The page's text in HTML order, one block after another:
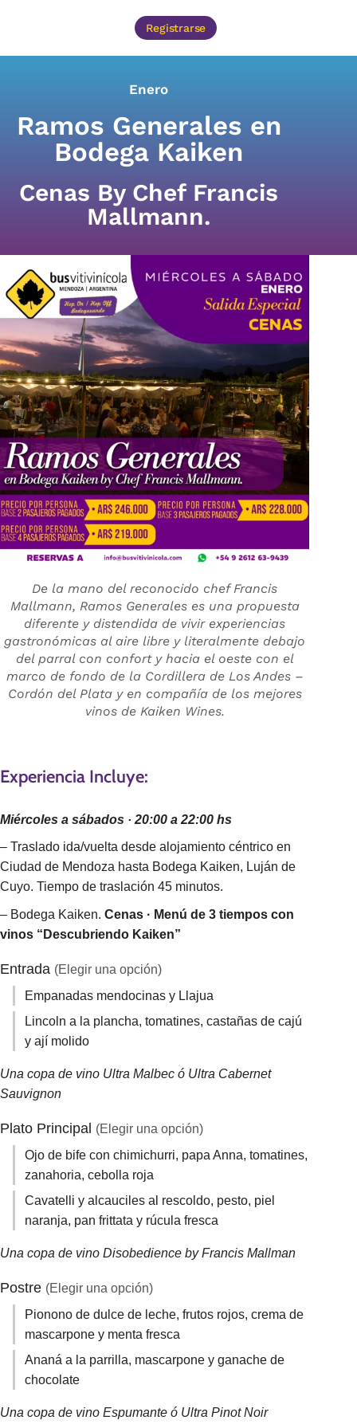
Registrarse
Enero
Ramos Generales en
Bodega Kaiken
Cenas By Chef Francis
Mallmann.
De la mano del reconocido chef Francis
Mallmann, Ramos Generales es una propuesta
diferente y distendida de vivir experiencias
gastronómicas al aire libre y literalmente debajo
del parral con confort y hacia el oeste con el
marco de fondo de la Cordillera de Los Andes –
Cordón del Plata y en compañía de los mejores
vinos de Kaiken Wines.
Experiencia Incluye:
Miércoles a sábados · 20:00 a 22:00 hs
– Traslado ida/vuelta desde alojamiento céntrico en
Ciudad de Mendoza hasta Bodega Kaiken, Luján de
Cuyo. Tiempo de traslación 45 minutos.
– Bodega Kaiken. Cenas · Menú de 3 tiempos con
vinos “Descubriendo Kaiken”
Entrada (Elegir una opción)
Empanadas mendocinas y Llajua
Lincoln a la plancha, tomatines, castañas de cajú
y ají molido
Una copa de vino Ultra Malbec ó Ultra Cabernet
Sauvignon
Plato Principal (Elegir una opción)
Ojo de bife con chimichurri, papa Anna, tomatines,
zanahoria, cebolla roja
Cavatelli y alcauciles al rescoldo, pesto, piel
naranja, pan frittata y rúcula fresca
Una copa de vino Disobedience by Francis Mallman
Postre (Elegir una opción)
Pionono de dulce de leche, frutos rojos, crema de
mascarpone y menta fresca
Ananá a la parrilla, mascarpone y ganache de
chocolate
Una copa de vino Espumante ó Ultra Pinot Noir